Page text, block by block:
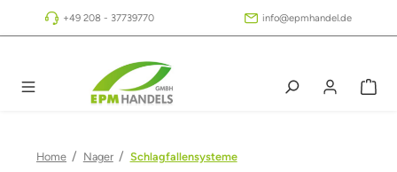
Zum Hauptinhalt springen
+49 208 - 37739770 info@epmhandel.de
Home / Nager / Schlagfallensysteme